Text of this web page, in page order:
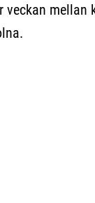
mellan